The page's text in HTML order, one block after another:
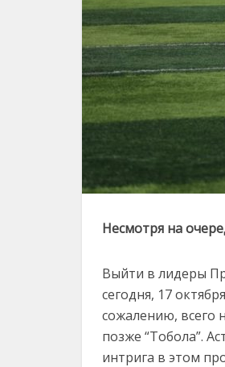
Несмотря на
Выйти в лидеры
сегодня, 17
сожалению, всего
позже “Тобола”.
интрига в этом